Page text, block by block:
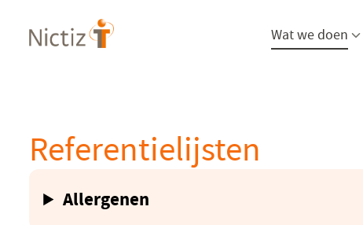
en
Wat we doen
Referentielijsten
Allergenen